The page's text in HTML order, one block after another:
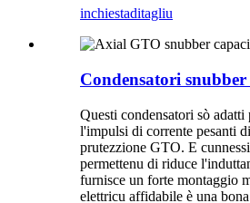
inchiestaditagliu
Condensatori
Questi condensatori sò adatti
l'impulsi di corrente pesanti
prutezzione GTO. E
permettenu di riduce
furnisce un forte montaggio
elettricu affidabile è una